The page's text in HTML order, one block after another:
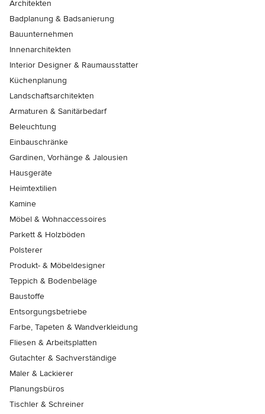
Architekten
Badplanung & Badsanierung
Bauunternehmen
Innenarchitekten
Interior Designer & Raumausstatter
Küchenplanung
Landschaftsarchitekten
Armaturen & Sanitärbedarf
Beleuchtung
Einbauschränke
Gardinen, Vorhänge & Jalousien
Hausgeräte
Heimtextilien
Kamine
Möbel & Wohnaccessoires
Parkett & Holzböden
Polsterer
Produkt- & Möbeldesigner
Teppich & Bodenbeläge
Baustoffe
Entsorgungsbetriebe
Farbe, Tapeten & Wandverkleidung
Fliesen & Arbeitsplatten
Gutachter & Sachverständige
Maler & Lackierer
Planungsbüros
Tischler & Schreiner